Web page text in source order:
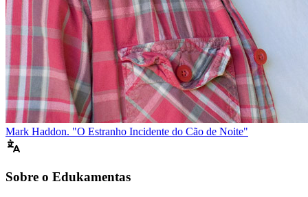
Mark Haddon. "O Estranho Incidente do Cão de Noite"
Sobre o Edukamentas